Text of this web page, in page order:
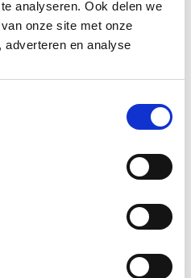
analyseren. Ook delen we
onze site met onze
en analyse
Start do 24 sep